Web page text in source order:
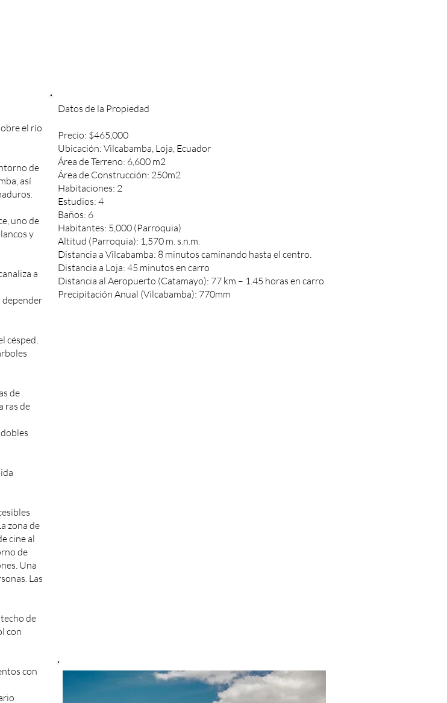
el río
de
así
uno de
y
a
depender
césped,
de
ras de
zona de
cine al
de
Una
Las
de
con
con
Datos de la Propiedad
Precio: $465,000
Ubicación: Vilcabamba, Loja, Ecuador
Área de Terreno: 6,600 m2
Área de Construcción: 250m2
Habitaciones: 2
Estudios: 4
Baños: 6
Habitantes: 5,000 (Parroquia)
Altitud (Parroquia): 1,570 m. s.n.m.
Distancia a Vilcabamba: 8 minutos caminando hasta el centro.
Distancia a Loja: 45 minutos en carro
Distancia al Aeropuerto (Catamayo): 77 km – 1.45 horas en carro
Precipitación Anual (Vilcabamba): 770mm